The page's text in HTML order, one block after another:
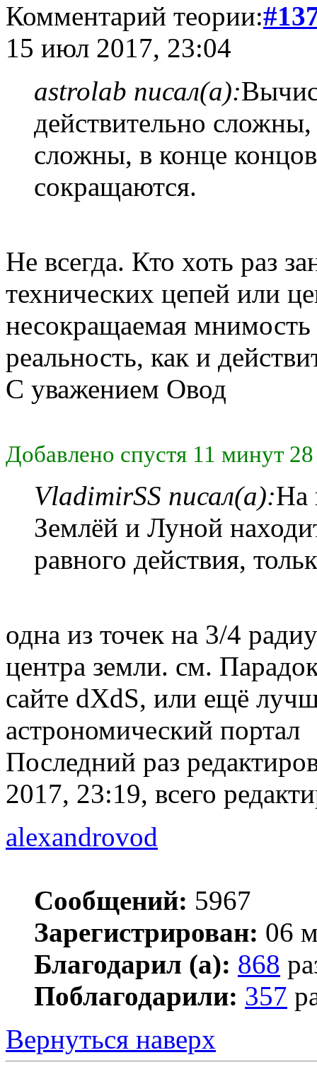
Комментарий теории:
15 июл 2017, 23:04
astrolab писал(а):
действительно
сложны, в конце
сокращаются.
Не всегда. Кто хоть раз
технических цепей или
несокращаемая мнимость
реальность, как и
С уважением Овод
Добавлено спустя 11 минут
VladimirSS писал(а):На
Землёй и Луной
равного действия,
одна из точек на 3/4
центра земли. см.
сайте dXdS, или ещё
астрономический портал
Последний раз
2017, 23:19, всего
alexandrovod
Сообщений: 5967
Зарегистрирован: 06
Благодарил (а): 868
Поблагодарили: 357
Вернуться наверх